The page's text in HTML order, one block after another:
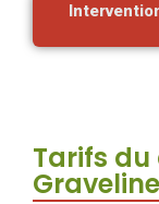
Tarifs